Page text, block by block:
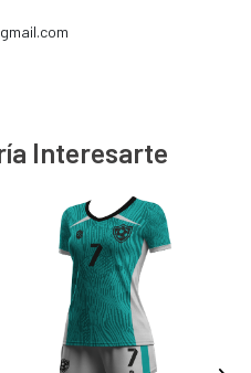
Interesarte